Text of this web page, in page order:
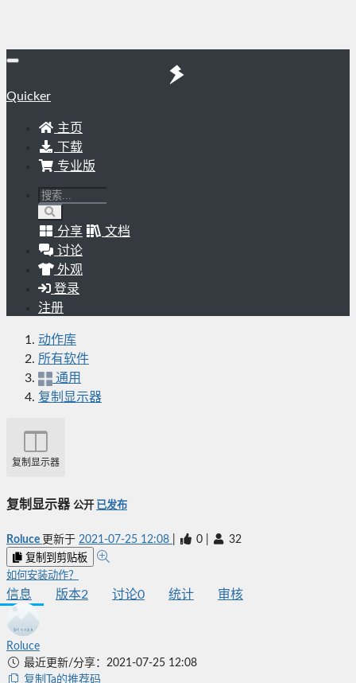
Quicker
主页
下载
专业版
分享
文档
讨论
外观
登录
注册
动作库
所有软件
通用
复制显示器
复制显示器
复制显示器 公开 已发布
Roluce 更新于 2021-07-25 12:08 0 32
复制到剪贴板
如何安装动作？
信息 版本2 讨论0 统计 审核
Roluce
最近更新/分享：2021-07-25 12:08
复制Ta的推荐码